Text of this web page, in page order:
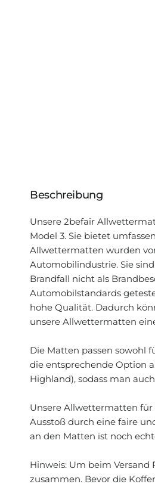
Beschreibung
Unsere 2befair
Model 3. Sie bietet
Allwettermatten wurden
Automobilindustrie. Sie
Brandfall nicht als
Automobilstandards
hohe Qualität. Dadurch
unsere Allwettermatten
Die Matten passen sowohl
die entsprechende Option
Highland), sodass man
Unsere Allwettermatten für
Ausstoß durch eine faire
an den Matten ist noch
Hinweis: Um beim
zusammen. Bevor die